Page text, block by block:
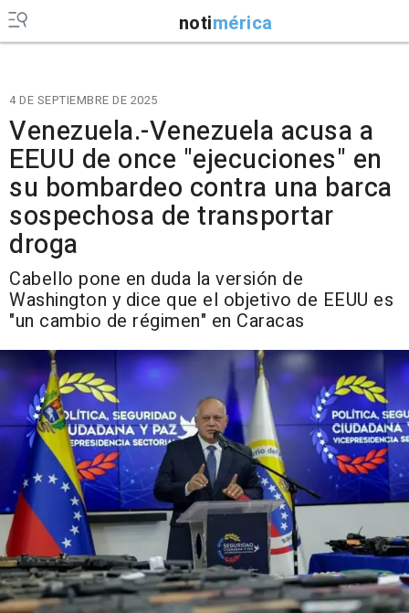
notimérica
4 DE SEPTIEMBRE DE 2025
Venezuela.-Venezuela acusa a
EEUU de once "ejecuciones" en
su bombardeo contra una barca
sospechosa de transportar
droga
Cabello pone en duda la versión de
Washington y dice que el objetivo de EEUU es
"un cambio de régimen" en Caracas